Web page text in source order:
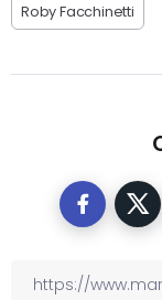
Roby Facchinetti